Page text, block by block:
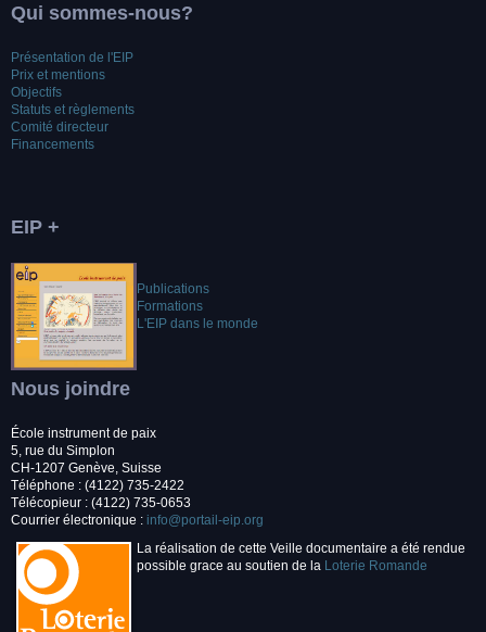
Qui sommes-nous?
Présentation de l'EIP
Prix et mentions
Objectifs
Statuts et règlements
Comité directeur
Financements
EIP +
Publications
Formations
L'EIP dans le monde
Nous joindre
École instrument de paix
5, rue du Simplon
CH-1207 Genève, Suisse
Téléphone : (4122) 735-2422
Télécopieur : (4122) 735-0653
Courrier électronique : info@portail-eip.org
La réalisation de cette Veille documentaire a été rendue
possible grace au soutien de la Loterie Romande